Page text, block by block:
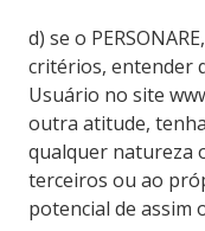
d) se o
critérios, entender
Usuário no site
outra atitude,
qualquer natureza
terceiros ou ao
potencial de assim